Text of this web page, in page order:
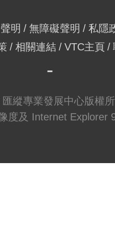
明 無障礙聲明
私隱
相關連結 VTC主頁
匯縱專業發展中心版權
度及 Internet Explorer